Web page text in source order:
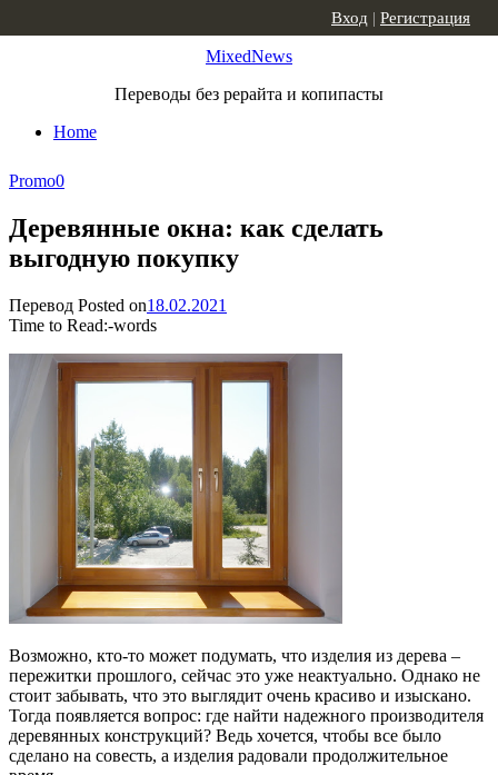
MixedNews
Переводы без рерайта и копипасты
Home
Вход | Регистрация
Promo0
Деревянные окна: как сделать
выгодную покупку
Перевод Posted on18.02.2021
Time to Read:-words
Возможно, кто-то может подумать, что изделия из дерева –
пережитки прошлого, сейчас это уже неактуально. Однако не
стоит забывать, что это выглядит очень красиво и изыскано.
Тогда появляется вопрос: где найти надежного производителя
деревянных конструкций? Ведь хочется, чтобы все было
сделано на совесть, а изделия радовали продолжительное